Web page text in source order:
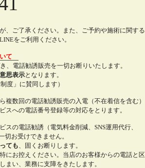
、ご了承ください。また、ご予約や施術に関する
をご利用ください。
いて
、電話勧誘販売を一切お断りいたします。
思表示となります。
度」に賛同します）
数回の電話勧誘販売の入電（不在着信を含む）
スへの電話番号登録等の対応をとります。
スの電話勧誘（電気料金削減、SNS運用代行、
切お受けできません。
ても、固くお断りします。
にお控えください。当店のお客様からの電話と区
まい、業務に支障をきたします。